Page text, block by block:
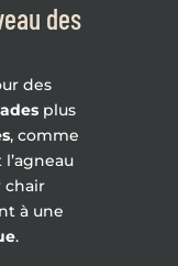
des
des
plus
, comme
chair
à une
.